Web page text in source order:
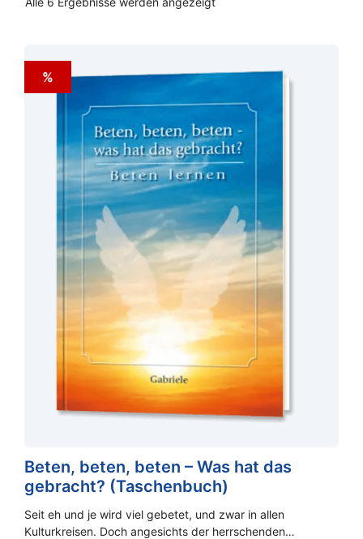
%
Beten, beten, beten – Was hat das
gebracht? (Taschenbuch)
Seit eh und je wird viel gebetet, und zwar in allen
Kulturkreisen. Doch angesichts der herrschenden…